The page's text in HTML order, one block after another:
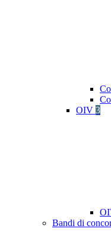
OIV 3
Bandi di